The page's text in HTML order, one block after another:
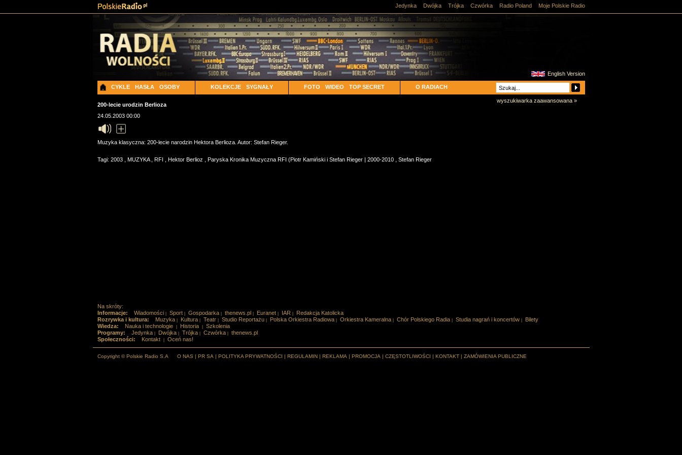
Jedynka Dwójka Trójka Czwórka Radio Poland Moje Polskie Radio
English Version
CYKLE HASŁA OSOBY KOLEKCJE SYGNAŁY FOTO WIDEO TOP SECRET O RADIACH
wyszukiwarka zaawansowana »
200-lecie urodzin Berlioza
24.05.2003 00:00
Muzyka klasyczna: 200-lecie narodzin Hektora Berlioza. Autor: Stefan Rieger.
Tagi: 2003 MUZYKA RFI Hektor Berlioz Paryska Kronika Muzyczna RFI (Piotr Kamiński i Stefan Rieger | 2000-2010 Stefan Rieger
Na skróty:
Informacje:
Wiadomości Sport Gospodarka thenews.pl Euranet IAR
Redakcja Katolicka
Rozrywka i kultura:
Muzyka Kultura Teatr Studio Reportażu Polska Orkiestra Radiowa Orkiestra Kameralna Chór Polskiego Radia Studia nagrań i koncertów
Bilety
Wiedza:
Nauka i technologie Historia
Szkolenia
Programy:
Jedynka Dwójka Trójka Czwórka
thenews.pl
Społeczności:
Kontakt Oceń nas!
Copyright © Polskie Radio S.A O NAS | PR SA | POLITYKA PRYWATNOŚCI | REGULAMIN | REKLAMA | PROMOCJA | CZĘSTOTLIWOŚCI | KONTAKT | ZAMÓWIENIA PUBLICZNE